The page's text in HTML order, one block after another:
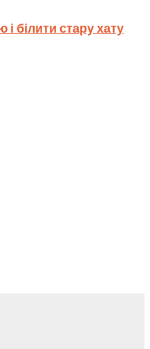
білити стару хату